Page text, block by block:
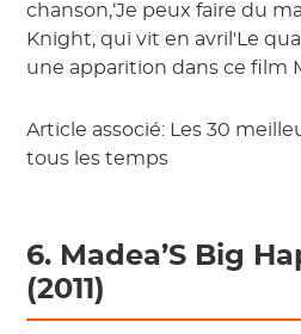
chanson,‘Je peux faire du
Knight, qui vit en avril'Le
une apparition dans ce film
Article associé: Les 30
tous les temps
6. Madea’S Big
(2011)